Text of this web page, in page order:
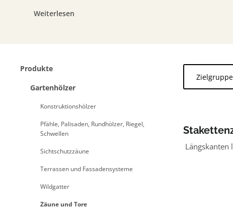
Weiterlesen
Produkte
Gartenhölzer
Konstruktionshölzer
Pfähle, Palisaden, Rundhölzer, Riegel,
Schwellen
Sichtschutzzäune
Terrassen und Fassadensysteme
Wildgatter
Zäune und Tore
Allendorf
Längskanten